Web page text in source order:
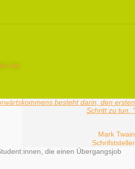
wir
besteht darin, den ersten
Schritt zu tun. "
Mark Twain
Schrifststeller
die einen Übergangsjob